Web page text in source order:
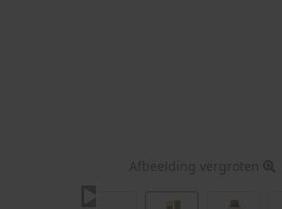
Afbeelding vergroten